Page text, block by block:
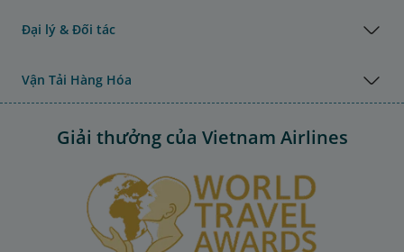
Đại lý & Đối tác
Vận Tải Hàng Hóa
Giải thưởng của Vietnam Airlines